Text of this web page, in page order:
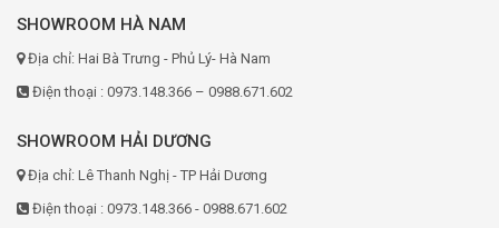
SHOWROOM HÀ NAM
Địa chỉ: Hai Bà Trưng - Phủ Lý- Hà Nam
Điện thoại : 0973.148.366 – 0988.671.602
SHOWROOM HẢI DƯƠNG
Địa chỉ: Lê Thanh Nghị - TP Hải Dương
Điện thoại : 0973.148.366 - 0988.671.602